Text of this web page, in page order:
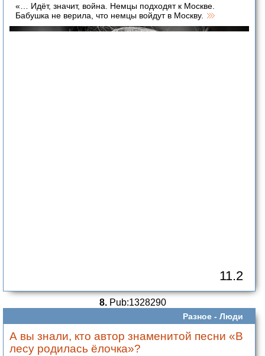
«… Идёт, значит, война. Немцы подходят к Москве.
Бабушка не верила, что немцы войдут в Москву.
11.2
8.Pub:1328290
Разное - Люди
А вы знали, кто автор знаменитой песни «В
лесу родилась ёлочка»?